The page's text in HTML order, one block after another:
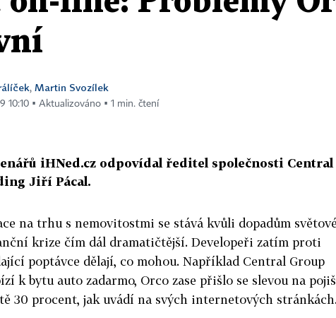
, Martin Svozílek
10:10 ▪ Aktualizováno ▪ 1 min. čtení
iHNed.cz odpovídal ředitel společnosti Central
Jiří Pácal.
na trhu s nemovitostmi se stává kvůli dopadům světové
krize čím dál dramatičtější. Developeři zatím proti
poptávce dělají, co mohou. Například Central Group
k bytu auto zadarmo, Orco zase přišlo se slevou na
30 procent, jak uvádí na svých internetových